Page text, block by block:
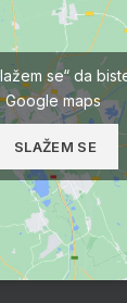
se“ da
Google maps
SLAŽEM SE